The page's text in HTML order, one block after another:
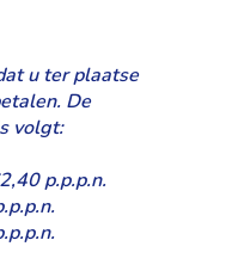
u ter plaatse
De
volgt:
p.p.p.n.